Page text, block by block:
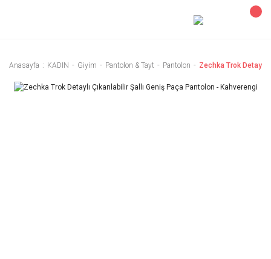
Anasayfa KADIN Giyim Pantolon & Tayt Pantolon Zechka Trok Detaylı